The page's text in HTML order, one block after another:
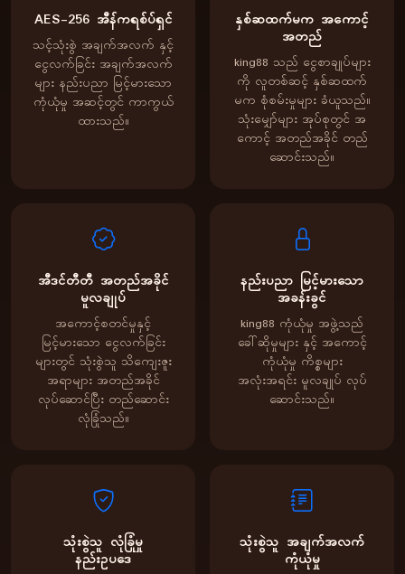
AES-256 အီန်ကရစ်ပ်ရှင်
သင့်သုံးစွဲ အချက်အလက် နှင့်
ငွေလက်ခြင်း အချက်အလက်
များ နည်းပညာ မြင့်မားသော
ကုံယုံမှု အဆင့်တွင် ကာကွယ်
ထားသည်။
နှစ်ဆထက်မက အကောင့်
အတည်
king88 သည် ငွေစာချုပ်များ
ကို လူတစ်ဆင့် နှစ်ဆထက်
မက စုံစမ်းမှုများ ခံယူသည်။
သုံးမျှော်များ အုပ်စုတွင် အ
ကောင့် အတည်အခိုင် တည်
ဆောင်းသည်။
အီဒင်တီတီ အတည်အခိုင်
မူလချုပ်
အကောင့်စတင်မှုနှင့်
မြင့်မားသော ငွေလက်ခြင်း
များတွင် သုံးစွဲသူ သိကျေးဇူး
အရာများ အတည်အခိုင်
လုပ်ဆောင်ပြီး တည်ဆောင်း
လုံခြုံသည်။
နည်းပညာ မြင့်မားသော
အခန်းခွင်
king88 ကုံယုံမှု အဖွဲ့သည်
ခေါ်ဆိုမှုများ နှင့် အကောင့်
ကုံယုံမှု ကိစ္စများ
အလုံးအရင်း မူလချုပ် လုပ်
ဆောင်းသည်။
သုံးစွဲသူ လုံခြုံမှု
နည်းဥပဒေ
သုံးစွဲသူ အချက်အလက်
ကုံယုံမှု